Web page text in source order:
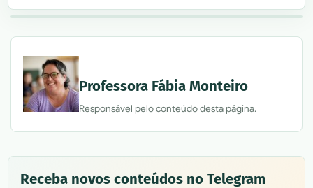
Professora Fábia Monteiro
Responsável pelo conteúdo desta página.
Receba novos conteúdos no Telegram